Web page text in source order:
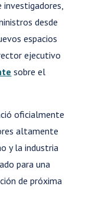
desde
espacios
ejecutivo
sobre el
oficialmente
altamente
y la industria
para una
de próxima